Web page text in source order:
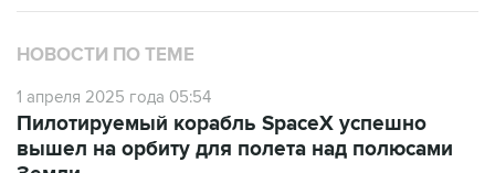
НОВОСТИ ПО ТЕМЕ
1 апреля 2025 года 05:54
Пилотируемый корабль SpaceX успешно
вышел на орбиту для полета над полюсами